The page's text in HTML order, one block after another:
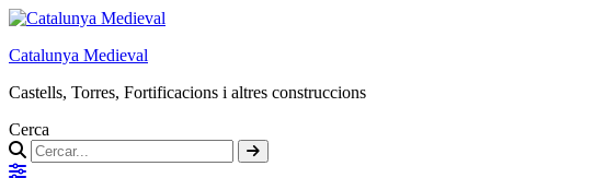
Catalunya Medieval
Castells, Torres, Fortificacions i altres construccions
Cerca